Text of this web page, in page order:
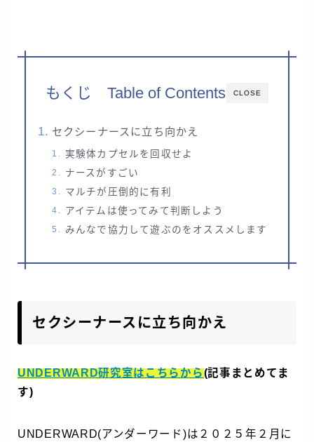
CLOSE
もくじ Table of Contents
セクシーナースに立ち向かえ
実験体カプセルを回収せよ
ナースがすごい
マルチが圧倒的に有利
アイテムは使ってみて判断しよう
みんなで協力して遊ぶのをオススメします
セクシーナースに立ち向かえ
UNDERWARD研究室はこちらから(記事まとめてま
す)
UNDERWARD(アンダーワード)は２０２５年２月に